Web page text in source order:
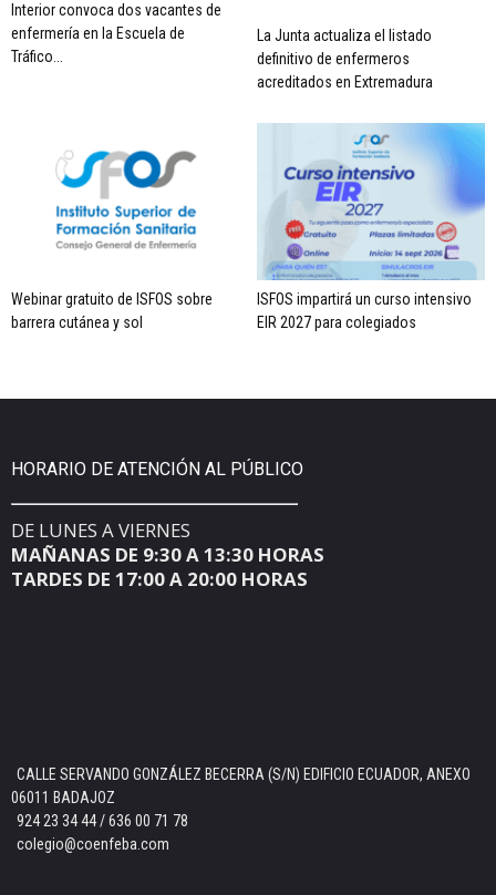
Interior convoca dos vacantes de
enfermería en la Escuela de
Tráfico...
La Junta actualiza el listado
definitivo de enfermeros
acreditados en Extremadura
Webinar gratuito de ISFOS sobre
barrera cutánea y sol
ISFOS impartirá un curso intensivo
EIR 2027 para colegiados
HORARIO DE ATENCIÓN AL PÚBLICO
DE LUNES A VIERNES
MAÑANAS DE 9:30 A 13:30 HORAS
TARDES DE 17:00 A 20:00 HORAS
CALLE SERVANDO GONZÁLEZ BECERRA (S/N) EDIFICIO ECUADOR, ANEXO
06011 BADAJOZ
924 23 34 44 / 636 00 71 78
colegio@coenfeba.com